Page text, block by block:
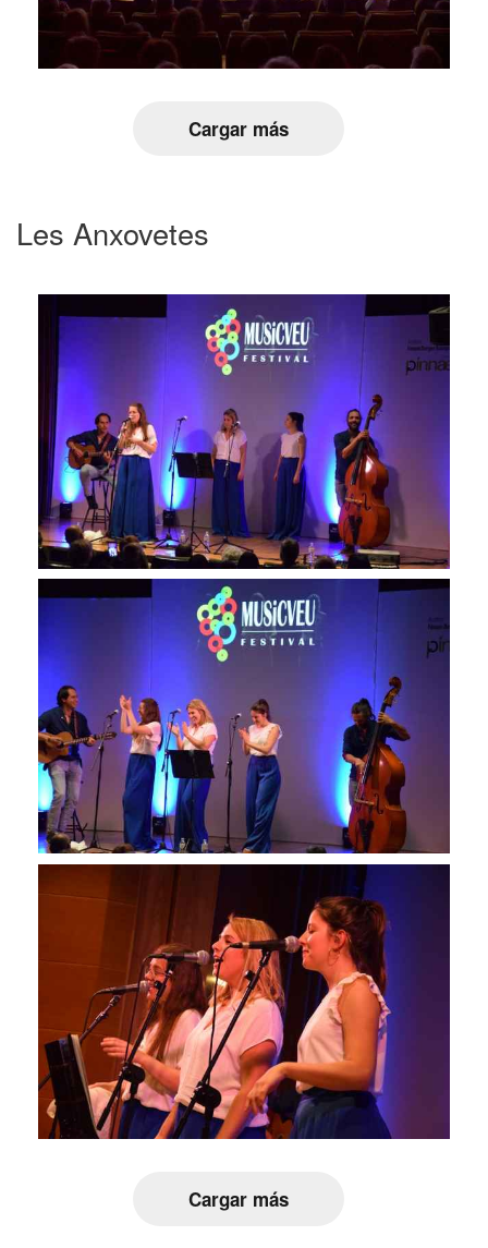
Cargar más
Les Anxovetes
Cargar más